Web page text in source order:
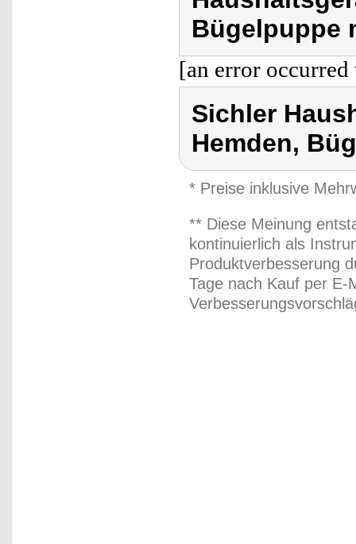
Bügelpuppe
[an error
Sichler
Hemden,
* Preise inklusive
** Diese Meinung
kontinuierlich als
Produktverbesserung
Tage nach Kauf per E-